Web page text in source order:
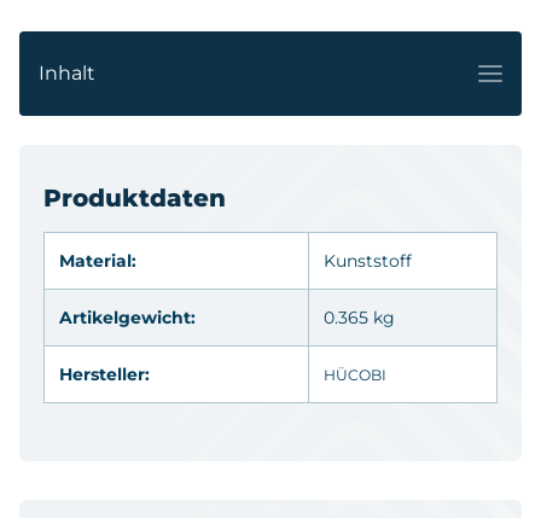
Inhalt
Produktdaten
Material: Kunststoff
Artikelgewicht: 0.365 kg
Hersteller: HÜCOBI